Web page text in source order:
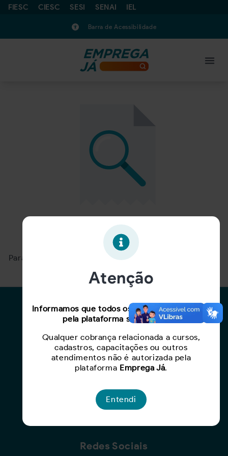
FIESC CIESC SESI SENAI IEL
Barra de Acessibilidade
Oportunidade expirada!
Para ver mais, acesse a páginaBuscar Oportunidades.
Para Candidatos
Cadastro de Currículo
Capacite-se
Criar Oportunidade
Redes Sociais
Atenção
Informamos que todos os serviços oferecidos
pela plataforma são gratuitos.
Qualquer cobrança relacionada a cursos,
cadastros, capacitações ou outros
atendimentos não é autorizada pela
plataformaEmprega Já.
Entendi